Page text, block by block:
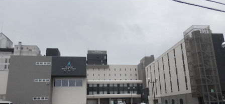
し
は
行
く！
の
宿